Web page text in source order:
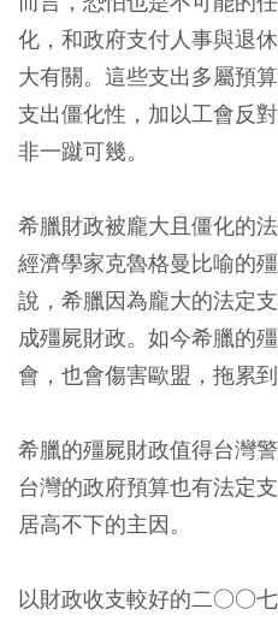
化，和政府支付人事與退
大有關。這些支出多屬預
支出僵化性，加以工會反
非一蹴可幾。
希臘財政被龐大且僵化的
經濟學家克魯格曼比喻的
說，希臘因為龐大的法定
成殭屍財政。如今希臘的
會，也會傷害歐盟，拖累到
希臘的殭屍財政值得台灣
台灣的政府預算也有法定
居高不下的主因。
以財政收支較好的二○○